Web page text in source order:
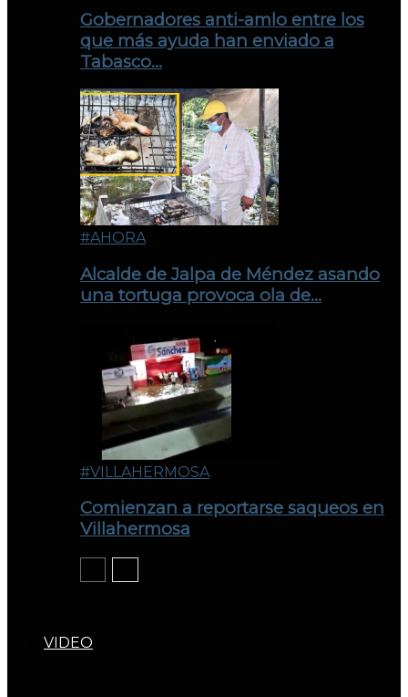
Gobernadores anti-amlo entre los
que más ayuda han enviado a
Tabasco…
#AHORA
Alcalde de Jalpa de Méndez asando
una tortuga provoca ola de…
#VILLAHERMOSA
Comienzan a reportarse saqueos en
Villahermosa
VIDEO